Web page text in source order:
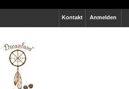
Anmelden
Kontakt